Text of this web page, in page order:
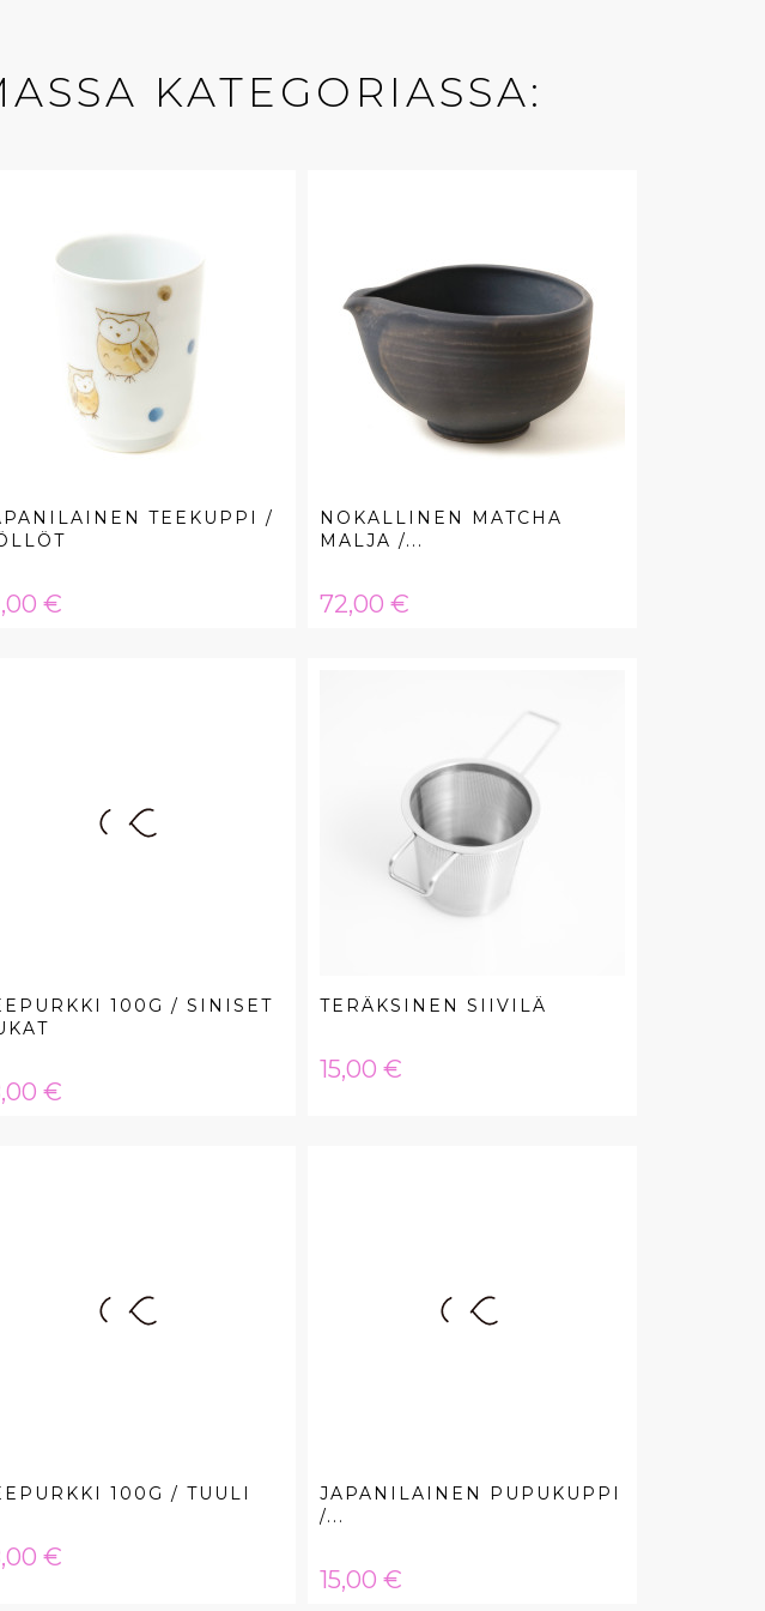
KATEGORIASSA:
TEEKUPPI /
€
NOKALLINEN MATCHA
MALJA /...
Hinta
72,00 €
100G / SINISET
€
TERÄKSINEN SIIVILÄ
Hinta
15,00 €
100G / TUULI
€
JAPANILAINEN PUPUKUPPI
/...
Hinta
15,00 €